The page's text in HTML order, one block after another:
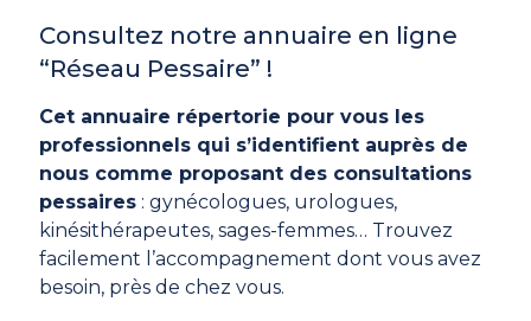
Consultez notre annuaire en ligne
“Réseau Pessaire” !
Cet annuaire répertorie pour vous les
professionnels qui s’identifient auprès de
nous comme proposant des consultations
pessaires : gynécologues, urologues,
kinésithérapeutes, sages-femmes… Trouvez
facilement l’accompagnement dont vous avez
besoin, près de chez vous.